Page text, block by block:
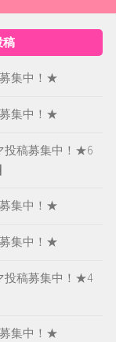
稿
集中！★
集中！★
投稿募集中！★6
集中！★
集中！★
投稿募集中！★4
集中！★